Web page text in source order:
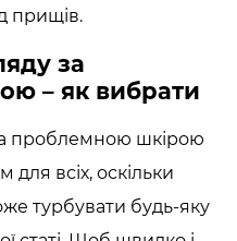
прищів.
за
– як вибрати
проблемною шкірою
всіх, оскільки
турбувати будь-яку